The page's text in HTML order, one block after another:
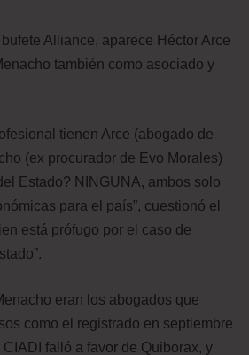
Alliance, aparece Héctor Arce
también como asociado y
tienen Arce (abogado de
(ex procurador de Evo Morales)
Estado? NINGUNA, ambos solo
para el país”, cuestionó el
está prófugo por el caso de
eran los abogados que
como el registrado en septiembre
falló a favor de Quiborax, y